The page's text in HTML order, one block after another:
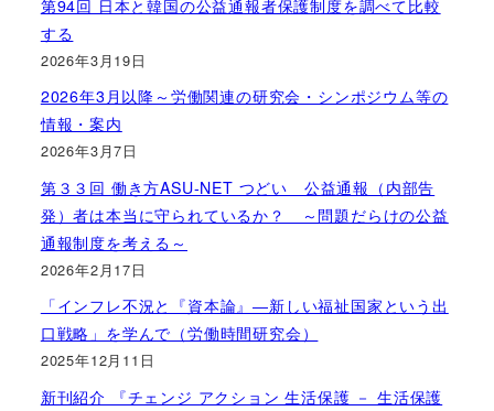
第94回 日本と韓国の公益通報者保護制度を調べて比較
する
2026年3月19日
2026年3月以降～労働関連の研究会・シンポジウム等の
情報・案内
2026年3月7日
第３３回 働き方ASU-NET つどい 公益通報（内部告
発）者は本当に守られているか？ ～問題だらけの公益
通報制度を考える～
2026年2月17日
「インフレ不況と『資本論』―新しい福祉国家という出
口戦略」を学んで（労働時間研究会）
2025年12月11日
新刊紹介 『チェンジ アクション 生活保護 － 生活保護